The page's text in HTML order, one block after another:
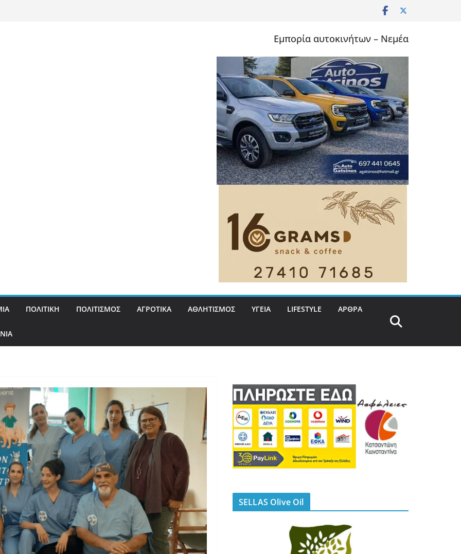
Εμπορία αυτοκινήτων – Νεμέα
ΠΟΛΙΤΙΚΗ ΠΟΛΙΤΙΣΜΟΣ ΑΓΡΟΤΙΚΑ ΑΘΛΗΤΙΣΜΟΣ ΥΓΕΙΑ LIFESTYLE ΑΡΘΡΑ
SELLAS Olive Oil